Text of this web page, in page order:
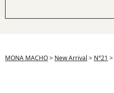
MONA MACHO> New Arrival > N°21 >